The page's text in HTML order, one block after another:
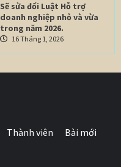
Sẽ sửa đổi Luật Hỗ trợ
doanh nghiệp nhỏ và vừa
trong năm 2026.
16 Tháng 1, 2026
Thành viên Bài mới